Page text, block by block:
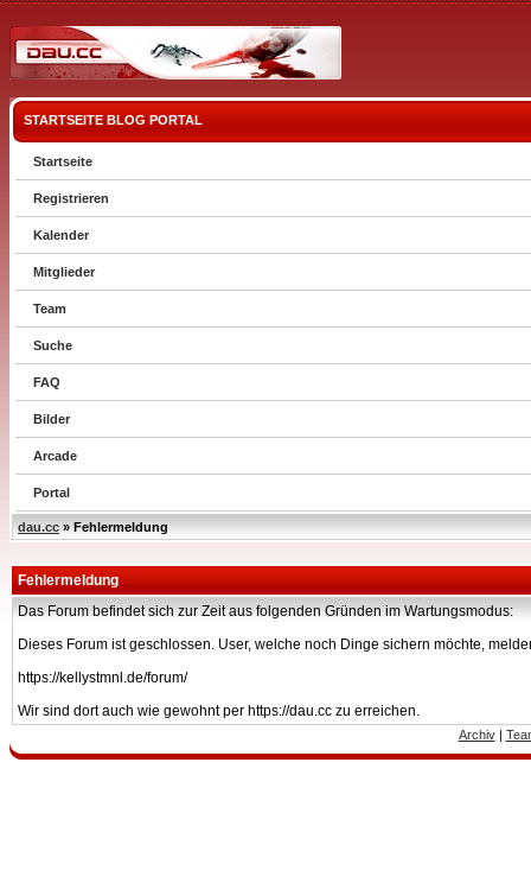
STARTSEITE BLOG PORTAL
Startseite
Registrieren
Kalender
Mitglieder
Team
Suche
FAQ
Bilder
Arcade
Portal
dau.cc » Fehlermeldung
Fehlermeldung
Das Forum befindet sich zur Zeit aus folgenden Gründen im Wartungsmodus:
Dieses Forum ist geschlossen. User, welche noch Dinge sichern möchte,
https://kellystmnl.de/forum/
Wir sind dort auch wie gewohnt per https://dau.cc zu erreichen.
Archiv|